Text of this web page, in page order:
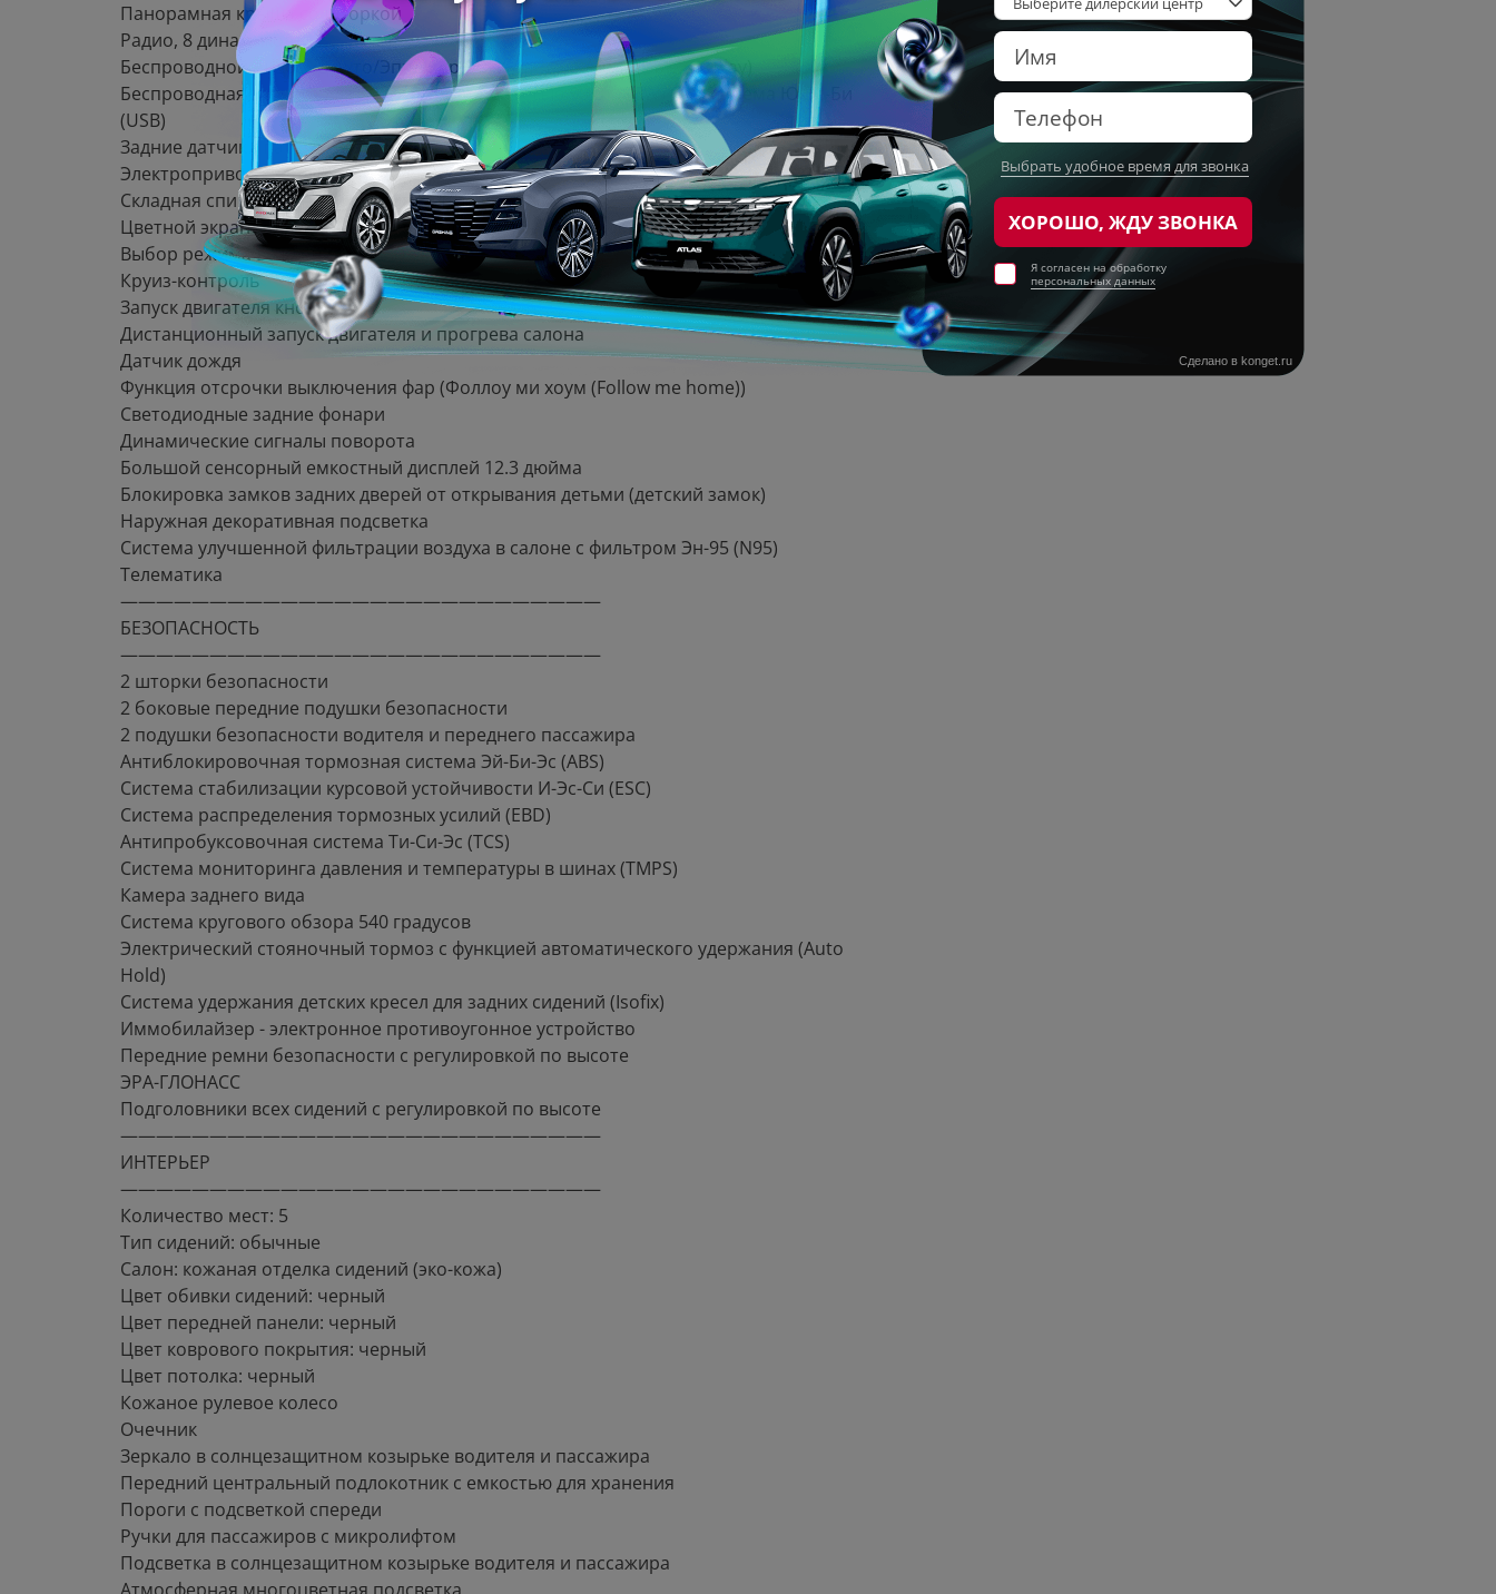
Панорамная крыша со шторкой
Радио, 8 динамиков
Беспроводной Андроид Ауто/Эппл Карплей (Android Auto/Apple CarPlay)
Беспроводная зарядка для смартфона мощностью 50 Вт (50W) и 3 разъема Ю-Эс-Би
(USB)
Задние датчики парковки
Электропривод двери багажника
Складная спинка сидений второго ряда в соотношении 1/3-2/3
Цветной экран с бортовым компьютером в панели приборов 12.3 дюйма
Выбор режима вождения
Круиз-контроль
Запуск двигателя кнопкой
Дистанционный запуск двигателя и прогрева салона
Датчик дождя
Функция отсрочки выключения фар (Фоллоу ми хоум (Follow me home))
Светодиодные задние фонари
Динамические сигналы поворота
Большой сенсорный емкостный дисплей 12.3 дюйма
Блокировка замков задних дверей от открывания детьми (детский замок)
Наружная декоративная подсветка
Система улучшенной фильтрации воздуха в салоне с фильтром Эн-95 (N95)
Телематика
———————————————————————————
БЕЗОПАСНОСТЬ
———————————————————————————
2 шторки безопасности
2 боковые передние подушки безопасности
2 подушки безопасности водителя и переднего пассажира
Антиблокировочная тормозная система Эй-Би-Эс (ABS)
Система стабилизации курсовой устойчивости И-Эс-Си (ESC)
Система распределения тормозных усилий (EBD)
Антипробуксовочная система Ти-Си-Эс (TCS)
Система мониторинга давления и температуры в шинах (TMPS)
Камера заднего вида
Система кругового обзора 540 градусов
Электрический стояночный тормоз с функцией автоматического удержания (Auto
Hold)
Система удержания детских кресел для задних сидений (Isofix)
Иммобилайзер - электронное противоугонное устройство
Передние ремни безопасности с регулировкой по высоте
ЭРА-ГЛОНАСС
Подголовники всех сидений с регулировкой по высоте
———————————————————————————
ИНТЕРЬЕР
———————————————————————————
Количество мест: 5
Тип сидений: обычные
Салон: кожаная отделка сидений (эко-кожа)
Цвет обивки сидений: черный
Цвет передней панели: черный
Цвет коврового покрытия: черный
Цвет потолка: черный
Кожаное рулевое колесо
Очечник
Зеркало в солнцезащитном козырьке водителя и пассажира
Передний центральный подлокотник с емкостью для хранения
Пороги с подсветкой спереди
Ручки для пассажиров с микролифтом
Подсветка в солнцезащитном козырьке водителя и пассажира